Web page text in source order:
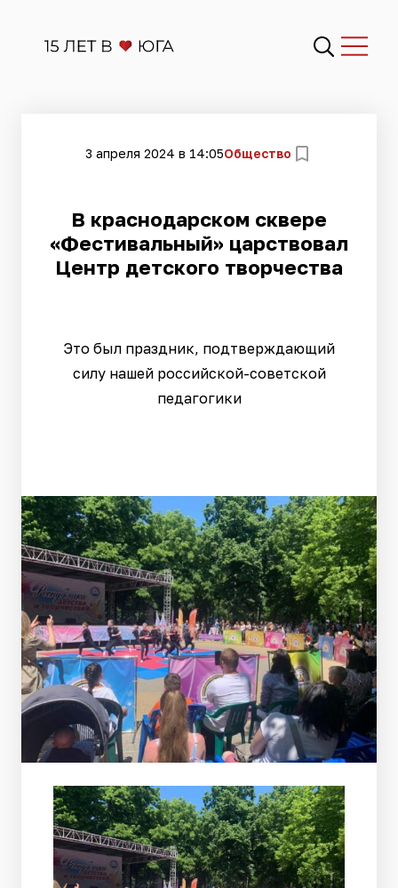
3 апреля 2024 в 14:05Общество
В краснодарском сквере
«Фестивальный» царствовал
Центр детского творчества
Это был праздник, подтверждающий
силу нашей российской-советской
педагогики